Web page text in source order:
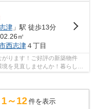
津」駅 徒歩13分
㎡
西志津４丁目
ります！ご好評の新築物件
を見直しませんか！暮らしの
1～12 件を表示